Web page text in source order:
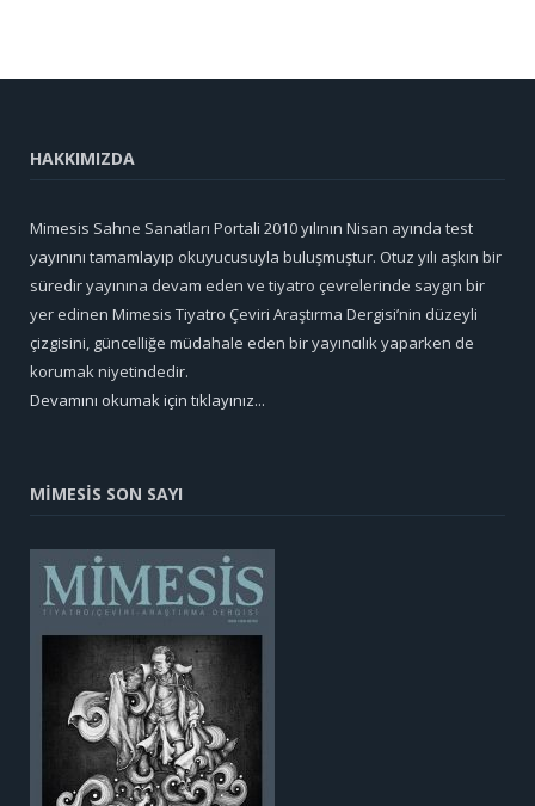
HAKKIMIZDA
Mimesis Sahne Sanatları Portali 2010 yılının Nisan ayında test
yayınını tamamlayıp okuyucusuyla buluşmuştur. Otuz yılı aşkın bir
süredir yayınına devam eden ve tiyatro çevrelerinde saygın bir
yer edinen Mimesis Tiyatro Çeviri Araştırma Dergisi’nin düzeyli
çizgisini, güncelliğe müdahale eden bir yayıncılık yaparken de
korumak niyetindedir.
Devamını okumak için tıklayınız...
MİMESİS SON SAYI